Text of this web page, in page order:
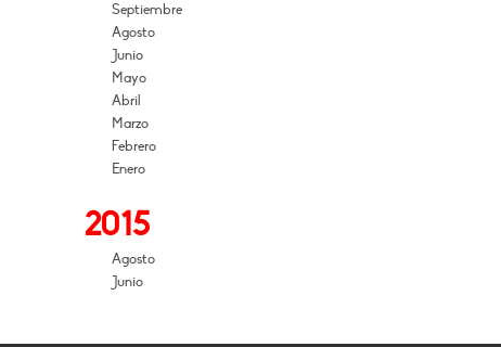
Septiembre
Agosto
Junio
Mayo
Abril
Marzo
Febrero
Enero
2015
Agosto
Junio